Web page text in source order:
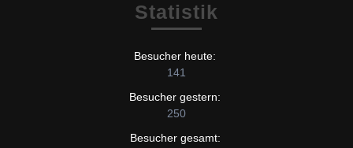
Statistik
Besucher heute:
141
Besucher gestern:
250
Besucher gesamt: